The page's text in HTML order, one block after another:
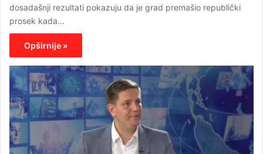
dosadašnji rezultati pokazuju da je grad premašio republički
prosek kada…
Opširnije »